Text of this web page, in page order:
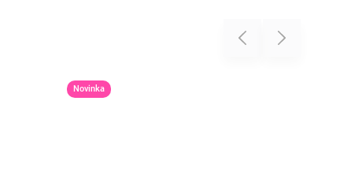
Previous
Novinka
Next